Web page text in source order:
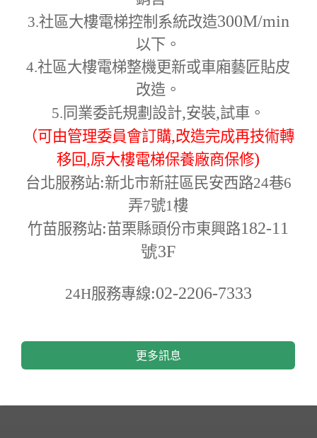
3.社區大樓電梯控制系統改造300M/min
以下。
4.社區大樓電梯整機更新或車廂藝匠貼皮
改造。
5. 同業委託規劃設計,安裝,試車。
（可由管理委員會訂購,改造完成再技術轉
移回,原大樓電梯保養廠商保修)
台北服務站:新北市新莊區民安西路24巷6
弄7號1樓
竹苗服務站:苗栗縣頭份市東興路182-11
號3F
24H服務專線:02-2206-7333
更多訊息